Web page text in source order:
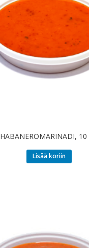
HABANEROMARINADI, 10
Lisää koriin